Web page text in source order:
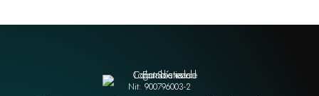
Nit: 900796003-2